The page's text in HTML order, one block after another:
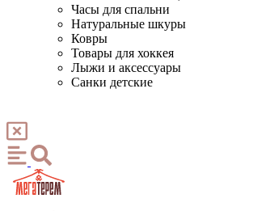
Часы для спальни
Натуральные шкуры
Ковры
Товары для хоккея
Лыжи и аксессуары
Санки детские